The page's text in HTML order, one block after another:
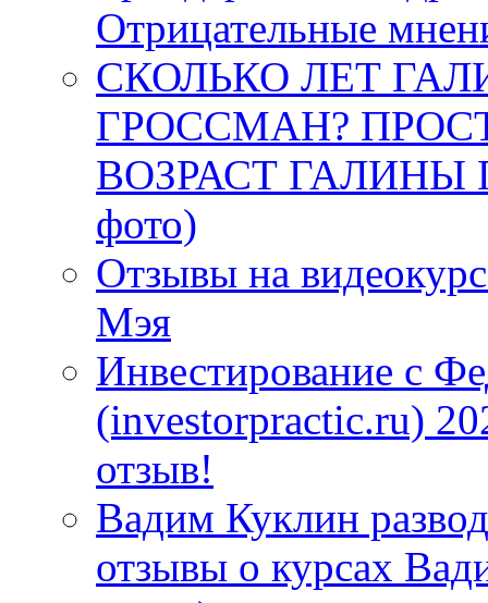
Отрицательные
СКОЛЬКО ЛЕТ
ГРОССМАН?
ВОЗРАСТ ГАЛИНЫ
фото)
Отзывы на
Мэя
Инвестирование с
(investorpractic.ru)
отзыв!
Вадим Куклин
отзывы о курсах